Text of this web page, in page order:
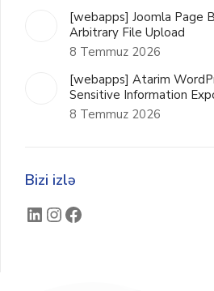
[webapps] Joomla Page
Arbitrary File Upload
8 Temmuz 2026
[webapps] Atarim
Sensitive Information
8 Temmuz 2026
Bizi izlə